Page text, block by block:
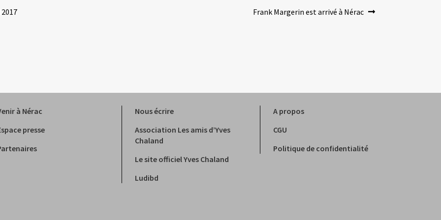
Article
Frank Margerin est arrivé à Nérac
à Nérac
presse
Nous écrire
Association Les amis d’Yves
Chaland
Le site officiel Yves Chaland
Ludibd
A propos
CGU
Politique de confidentialité